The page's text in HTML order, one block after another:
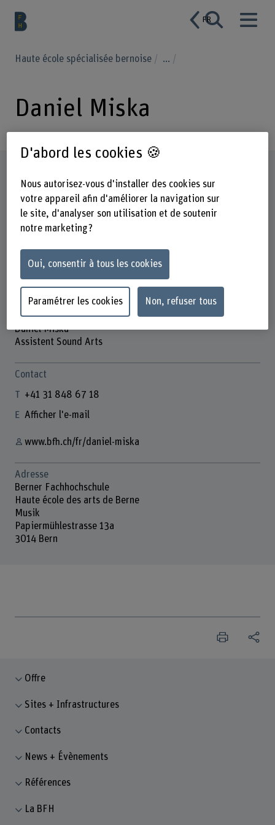
FR
Haute école spécialisée bernoise ...
Daniel Miska
Daniel Miska
Assistent Sound Arts
Contact
+41 31 848 67 18
Afficher l'e-mail
www.bfh.ch/fr/daniel-miska
Adresse
Berner Fachhochschule
Haute école des arts de Berne
Musik
Papiermühlestrasse 13a
3014 Bern
Offre
Sites + Infrastructures
Contacts
News + Évènements
Références
La BFH
D'abord les cookies 🍪
Nous autorisez-vous d'installer des cookies sur
votre appareil afin d'améliorer la navigation sur
le site, d'analyser son utilisation et de soutenir
notre marketing ?
Oui, consentir à tous les cookies
Paramétrer les cookies Non, refuser tous